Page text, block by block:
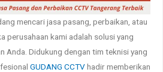
mencari jasa pasang, perbaikan, atau
perusahaan kami adalah solusi yang
Anda. Didukung dengan tim teknisi yang
GUDANG CCTVhadir memberikan